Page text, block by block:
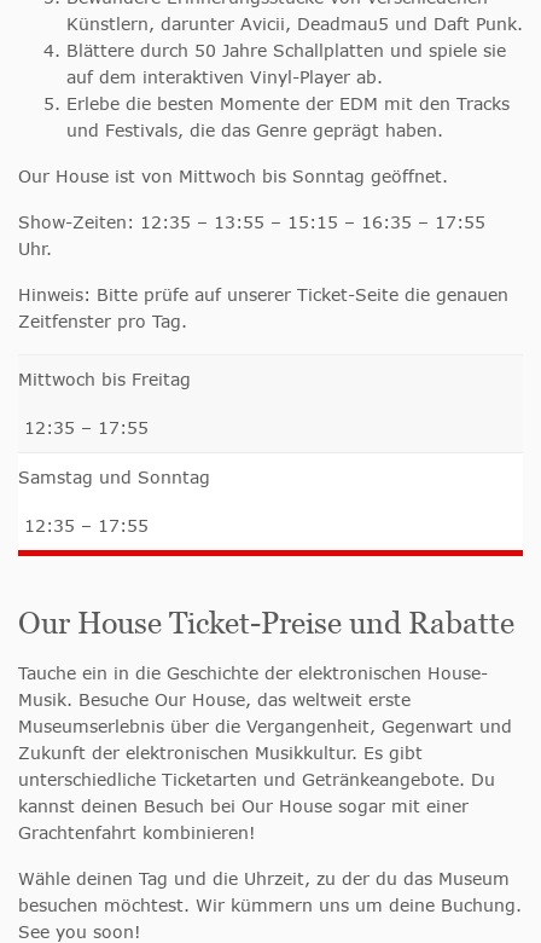
Künstlern, darunter Avicii, Deadmau5 und Daft Punk.
Blättere durch 50 Jahre Schallplatten und spiele sie
auf dem interaktiven Vinyl-Player ab.
Erlebe die besten Momente der EDM mit den Tracks
und Festivals, die das Genre geprägt haben.
Our House ist von Mittwoch bis Sonntag geöffnet.
Show-Zeiten: 12:35 – 13:55 – 15:15 – 16:35 – 17:55
Uhr.
Hinweis: Bitte prüfe auf unserer Ticket-Seite die genauen
Zeitfenster pro Tag.
Mittwoch bis Freitag
12:35 – 17:55
Samstag und Sonntag
12:35 – 17:55
Our House Ticket-Preise und Rabatte
Tauche ein in die Geschichte der elektronischen House-
Musik. Besuche Our House, das weltweit erste
Museumserlebnis über die Vergangenheit, Gegenwart und
Zukunft der elektronischen Musikkultur. Es gibt
unterschiedliche Ticketarten und Getränkeangebote. Du
kannst deinen Besuch bei Our House sogar mit einer
Grachtenfahrt kombinieren!
Wähle deinen Tag und die Uhrzeit, zu der du das Museum
besuchen möchtest. Wir kümmern uns um deine Buchung.
See you soon!